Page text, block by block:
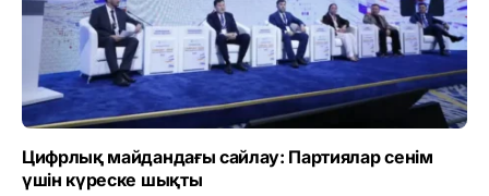
Цифрлық майдандағы сайлау: Партиялар сенім
үшін күреске шықты